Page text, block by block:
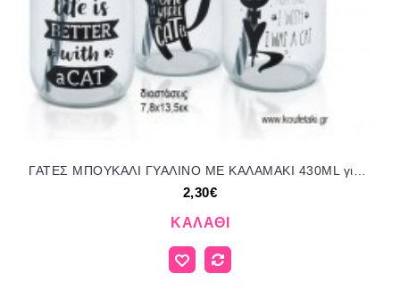
ΓΑΤΕΣ ΜΠΟΥΚΑΛΙ ΓΥΑΛΙΝΟ ΜΕ ΚΑΛΑΜΑΚΙ 430ML για μπομπονιέρες - γούρια ΠΑΡ-272004/41155 2.30€!!!
2,30€
ΚΑΛΆΘΙ